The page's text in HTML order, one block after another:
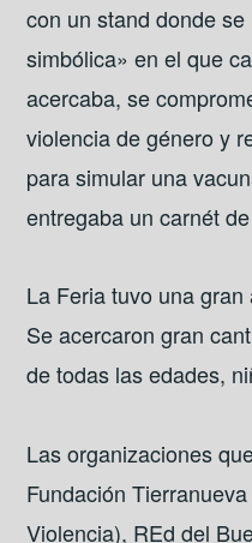
con un stand donde
simbólica» en el que
acercaba, se
violencia de género y
para simular una
entregaba un carnét
La Feria tuvo una
Se acercaron gran
de todas las edades,
Las organizaciones
Fundación
Violencia), REd del